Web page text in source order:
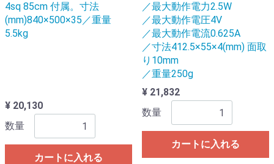
4sq 85cm 付属。寸法
(mm)840×500×35／重量
5.5kg
¥ 20,130
数量
カートに入れる
／最大動作電力2.5W
／最大動作電圧4V
／最大動作電流0.625A
／寸法412.5×55×4(mm) 面取
り10mm
／重量250g
¥ 21,832
数量
カートに入れる